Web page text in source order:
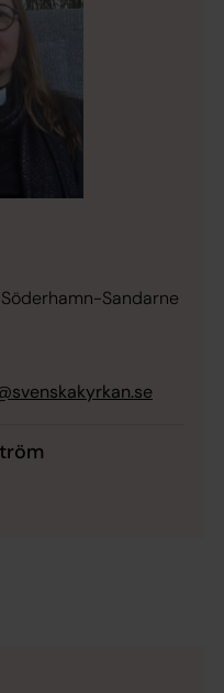
Sandarne